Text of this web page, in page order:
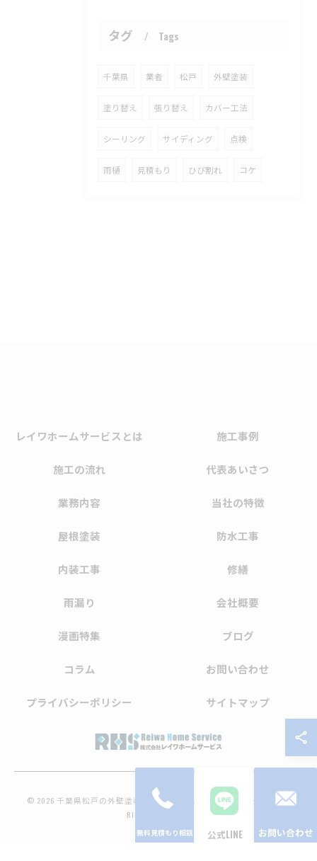
タグ Tags
千葉県 業者 松戸 外壁塗装
塗り替え 張り替え カバー工法
シーリング サイディング 点検
雨樋 見積もり ひび割れ コケ
公式LINE お問い合わせ
レイワホームサービスとは 施工事例
施工の流れ 代表あいさつ
業務内容 当社の特徴
屋根塗装 防水工事
内装工事 修繕
雨漏り 会社概要
漫画特集 ブログ
コラム お問い合わせ
プライバシーポリシー サイトマップ
© 2026 千葉県松戸の外壁塗装なら株式会社レイワホームサービス ALL
RIGHTS RESERVED.